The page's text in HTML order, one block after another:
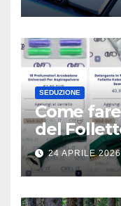
SEDUZIONE
Come
del
24 APRILE